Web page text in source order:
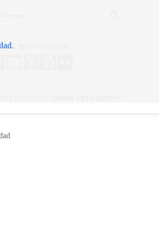
en redes sociales
.